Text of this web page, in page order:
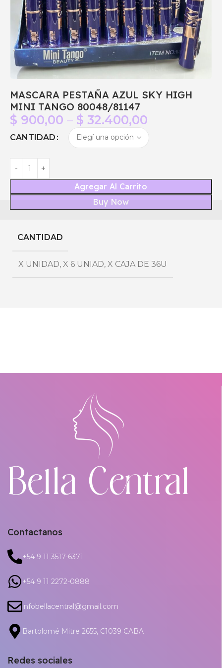
MASCARA PESTAÑA AZUL SKY HIGH
MINI TANGO 80048/81147
$ 900,00 – $ 32.400,00
CANTIDAD
Agregar Al Carrito
Buy Now
CANTIDAD
X UNIDAD, X 6 UNIAD, X CAJA DE 36U
Contactanos
+54 9 11 3517-6371
+54 9 11 2272-0888
infobellacentral@gmail.com
Bartolomé Mitre 2655, C1039 CABA
Redes sociales